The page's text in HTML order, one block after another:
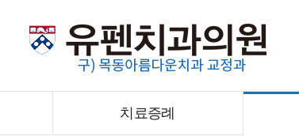
치료증례
진료시간안내 병
교정과 연관된 치과치료
전후사례 케이스 스토리